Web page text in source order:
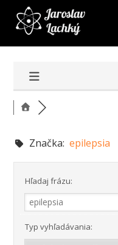
Značka:epilepsia
Hľadaj frázu:
Typ vyhľadávania: